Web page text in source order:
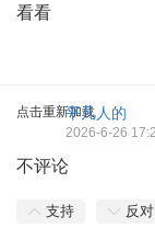
看看
点击重新加载平凡人的
2026-6-26
不评论
支持 反对